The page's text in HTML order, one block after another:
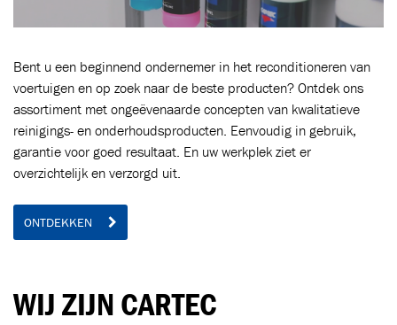
Bent u een beginnend ondernemer in het reconditioneren van
voertuigen en op zoek naar de beste producten? Ontdek ons
assortiment met ongeëvenaarde concepten van kwalitatieve
reinigings- en onderhoudsproducten. Eenvoudig in gebruik,
garantie voor goed resultaat. En uw werkplek ziet er
overzichtelijk en verzorgd uit.
ONTDEKKEN
WIJ ZIJN CARTEC